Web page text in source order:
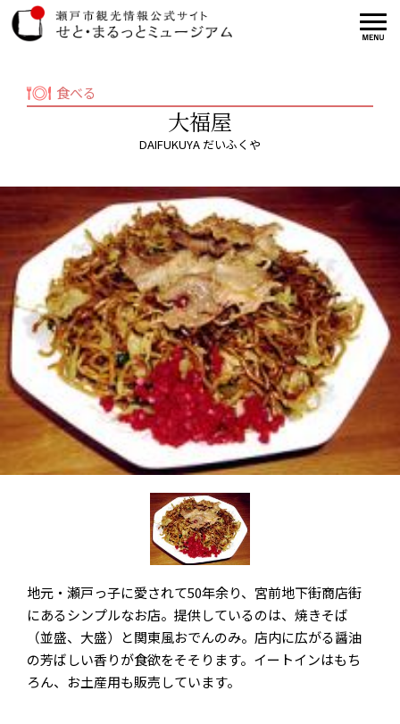
食べる
大福屋
DAIFUKUYA だいふくや
地元・瀬戸っ子に愛されて50年余り、宮前地下街商店街
にあるシンプルなお店。提供しているのは、焼きそば
（並盛、大盛）と関東風おでんのみ。店内に広がる醤油
の芳ばしい香りが食欲をそそります。イートインはもち
ろん、お土産用も販売しています。